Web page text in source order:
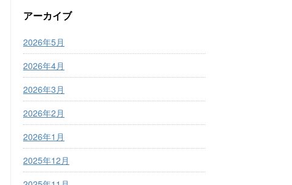
アーカイブ
2026年5月
2026年4月
2026年3月
2026年2月
2026年1月
2025年12月